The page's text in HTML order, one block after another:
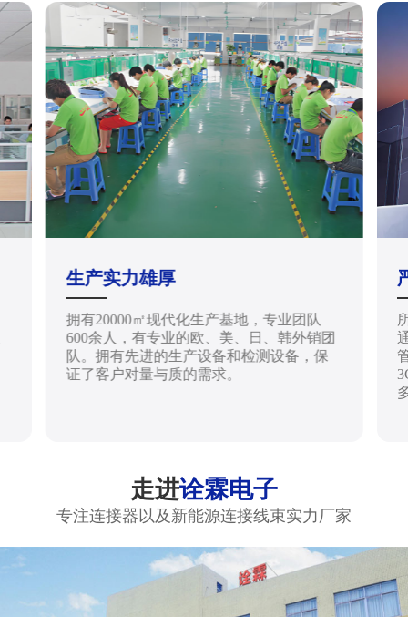
生产实力雄厚
拥有20000㎡现代化生产基地，专业团队
600余人，有专业的欧、美、日、韩外销团
队。拥有先进的生产设备和检测设备，保
证了客户对量与质的需求。
走进诠霖电子
专注连接器以及新能源连接线束实力厂家